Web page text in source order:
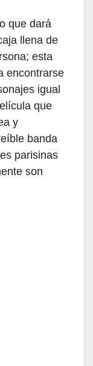
que dará
llena de
esta
encontrarse
igual
que
y
banda
parisinas
son